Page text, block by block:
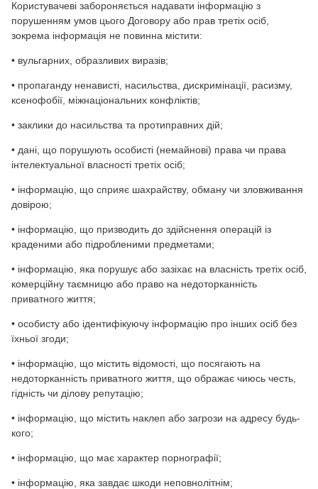
Користувачеві забороняється надавати інформацію з
порушенням умов цього Договору або прав третіх осіб,
зокрема інформація не повинна містити:
• вульгарних, образливих виразів;
• пропаганду ненависті, насильства, дискримінації, расизму,
ксенофобії, міжнаціональних конфліктів;
• заклики до насильства та протиправних дій;
• дані, що порушують особисті (немайнові) права чи права
інтелектуальної власності третіх осіб;
• інформацію, що сприяє шахрайству, обману чи зловживання
довірою;
• інформацію, що призводить до здійснення операцій із
краденими або підробленими предметами;
• інформацію, яка порушує або зазіхає на власність третіх осіб,
комерційну таємницю або право на недоторканність
приватного життя;
• особисту або ідентифікуючу інформацію про інших осіб без
їхньої згоди;
• інформацію, що містить відомості, що посягають на
недоторканність приватного життя, що ображає чиюсь честь,
гідність чи ділову репутацію;
• інформацію, що містить наклеп або загрози на адресу будь-
кого;
• інформацію, що має характер порнографії;
• інформацію, яка завдає шкоди неповнолітнім;